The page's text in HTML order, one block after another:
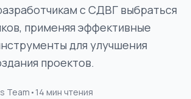
Блог
с СДВГ выбраться
применяя эффективные
для улучшения
проектов.
Team • 14 мин чтения